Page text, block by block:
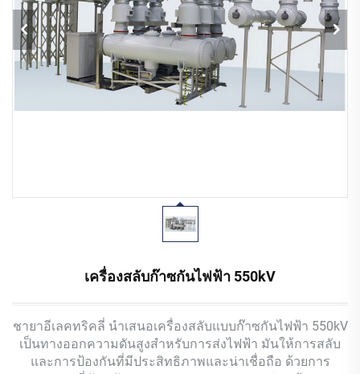
เครื่องสลับก๊าซกันไฟฟ้า 550kV
ชายาอีเลคทริคลี่ นําเสนอเครื่องสลับแบบก๊าซกันไฟฟ้า 550kV
เป็นทางออกความดันสูงสําหรับการส่งไฟฟ้า มันให้การสลับ
และการป้องกันที่มีประสิทธิภาพและน่าเชื่อถือ ด้วยการ